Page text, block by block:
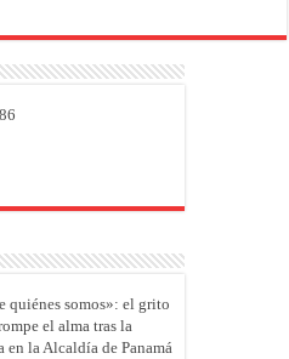
quiénes somos»: el grito
el alma tras la
en la Alcaldía de Panamá